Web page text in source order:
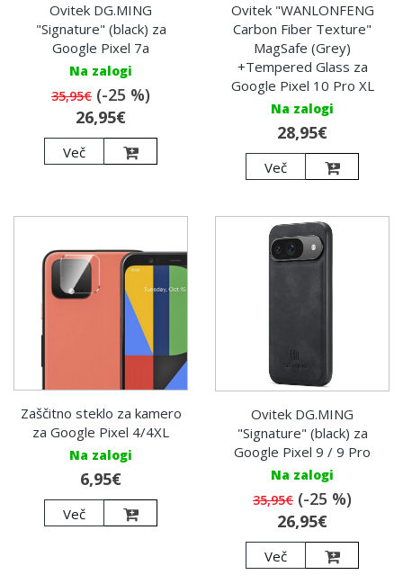
Ovitek DG.MING
"Signature" (black) za
Google Pixel 7a
Na zalogi
35,95€ (-25 %)
26,95€
Več
Ovitek "WANLONFENG
Carbon Fiber Texture"
MagSafe (Grey)
+Tempered Glass za
Google Pixel 10 Pro XL
Na zalogi
28,95€
Več
Zaščitno steklo za kamero
za Google Pixel 4/4XL
Na zalogi
6,95€
Več
Ovitek DG.MING
"Signature" (black) za
Google Pixel 9 / 9 Pro
Na zalogi
35,95€ (-25 %)
26,95€
Več